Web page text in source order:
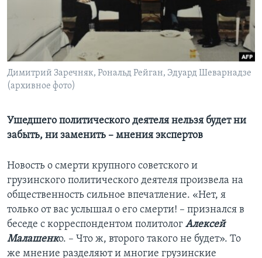
Learning English
СОЦИАЛЬНЫЕ СЕТИ
Димитрий Заречняк, Рональд Рейган, Эдуард Шеварнадзе
(архивное фото)
Ушедшего политического деятеля нельзя будет ни
забыть, ни заменить – мнения экспертов
Новость о смерти крупного советского и
грузинского политического деятеля произвела на
общественность сильное впечатление. «Нет, я
только от вас услышал о его смерти! – признался в
беседе с корреспондентом политолог Алексей
Малашенко. – Что ж, второго такого не будет». То
же мнение разделяют и многие грузинские